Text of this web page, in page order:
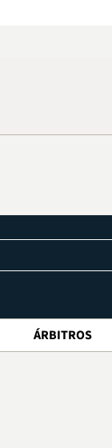
ÁRBITROS